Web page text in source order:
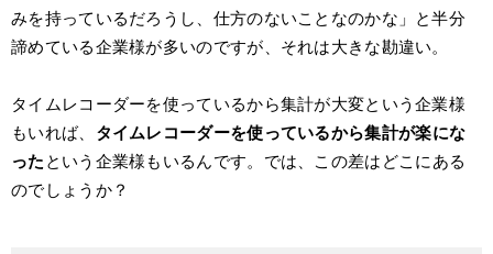
みを持っているだろうし、仕方のないことなのかな」と半分
諦めている企業様が多いのですが、それは大きな勘違い。
タイムレコーダーを使っているから集計が大変という企業様
もいれば、 タイムレコーダーを使っているから集計が楽にな
った という企業様もいるんです。では、この差はどこにある
のでしょうか？